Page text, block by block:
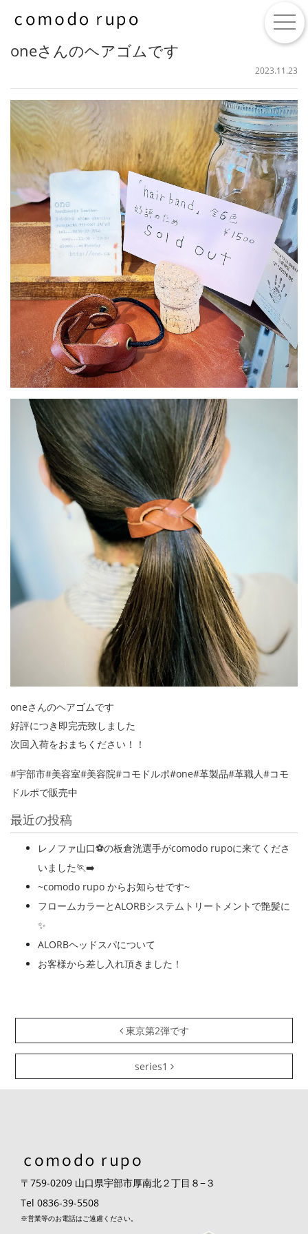
oneさんのヘアゴムです
2023.11.23
oneさんのヘアゴムです
好評につき即完売致しました
次回入荷をおまちください！！
#宇部市#美容室#美容院#コモドルポ#one#革製品#革職人#コモ
ドルポで販売中
最近の投稿
レノファ山口⚽️の板倉洸選手がcomodo rupoに来てくださ
いました🏃‍➡️
~comodo rupo からお知らせです~
フロームカラーとALORBシステムトリートメントで艶髪に
✨
ALORBヘッドスパについて
お客様から差し入れ頂きました！
投稿ナビゲーション
東京第2弾です
series1
〒759-0209 山口県宇部市厚南北２丁目８−３
Tel 0836-39-5508
※営業等のお電話はご遠慮ください。